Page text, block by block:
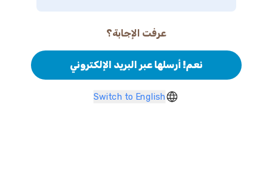
عرفت الإجابة؟
نعم! أرسلها عبر البريد الإلكتروني
Switch to English